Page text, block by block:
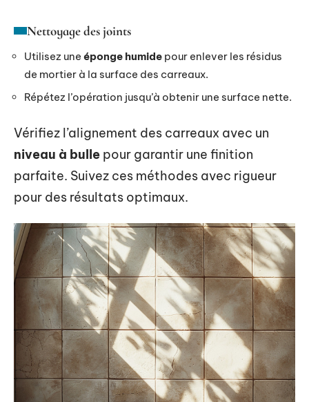
Nettoyage des joints
Utilisez une éponge humide pour enlever les résidus
de mortier à la surface des carreaux.
Répétez l’opération jusqu’à obtenir une surface nette.
Vérifiez l’alignement des carreaux avec un
niveau à bulle pour garantir une finition
parfaite. Suivez ces méthodes avec rigueur
pour des résultats optimaux.